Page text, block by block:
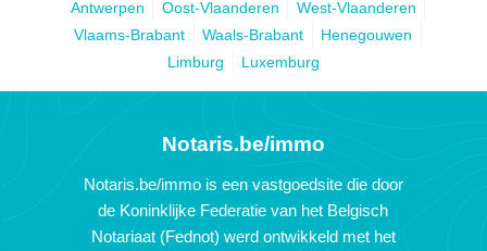
Antwerpen
Oost-Vlaanderen
West-Vlaanderen
Vlaams-Brabant
Waals-Brabant
Henegouwen
Limburg
Luxemburg
Notaris.be/immo
Notaris.be/immo is een vastgoedsite die door
de Koninklijke Federatie van het Belgisch
Notariaat (Fednot) werd ontwikkeld met het